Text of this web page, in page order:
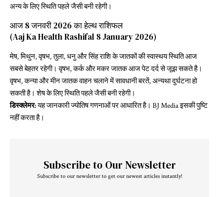
अन्य के लिए स्थिति पहले जैसी बनी रहेगी।
आज 8 जनवरी 2026 का हेल्थ राशिफल
(Aaj Ka Health Rashifal 8 January 2026)
मेष, मिथुन, वृषभ, तुला, धनु और सिंह राशि के जातकों की स्वास्थय स्थिति आज
सबसे बेहतर रहेगी। वृषभ, कर्क और मकर जातक आज पेट दर्द से जूझ सकते है।
वृषभ, कन्या और मीन जातक वाहन चलाने में सावधानी बरतें, अन्यथा दुर्घटना हो
सकती है। शेष के लिए स्थिति पहले जैसी बनी रहेगी।
डिस्क्लेमर:यह जानकारी ज्योतिष गणनाओं पर आधारित है। BJ Media इसकी पुष्टि
नहीं करता है।
Subscribe to Our Newsletter
Subscribe to our newsletter to get our newest articles instantly!